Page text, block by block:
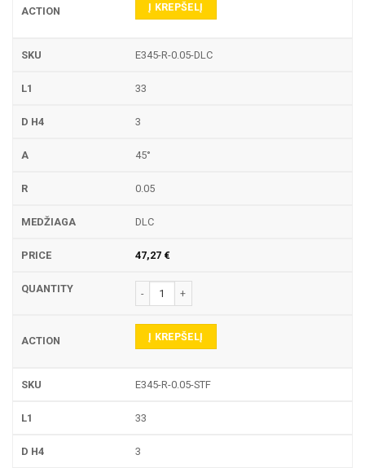
Į KREPŠELĮ
E345-R-0.05-DLC
33
3
45°
0.05
DLC
47,27 €
produkto kiekis: E345-R GRAVIRAVIMO FREZA
Į KREPŠELĮ
E345-R-0.05-STF
33
3